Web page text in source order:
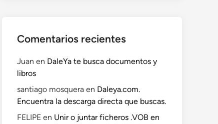
Comentarios recientes
Juan en DaleYa te busca documentos y
libros
santiago mosquera en Daleya.com.
Encuentra la descarga directa que buscas.
FELIPE en Unir o juntar ficheros .VOB en